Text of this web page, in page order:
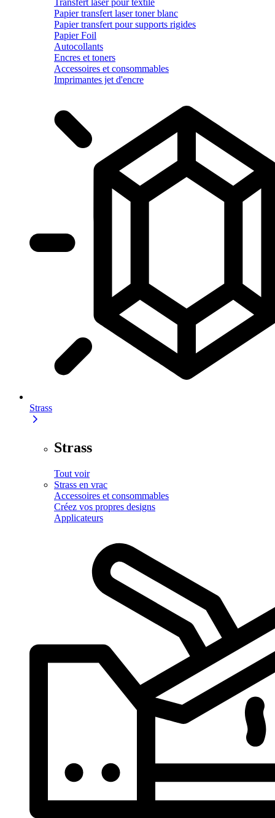
Papier transfert laser toner blanc
Papier transfert pour supports rigides
Papier Foil
Autocollants
Encres et toners
Accessoires et consommables
Imprimantes jet d'encre
Strass
Strass
Tout voir
Strass en vrac
Accessoires et consommables
Créez vos propres designs
Applicateurs